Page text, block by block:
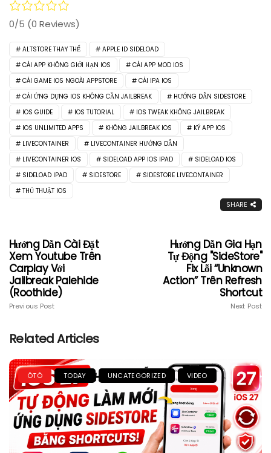
0/5 (0 Reviews)
ALTSTORE THAY THẾ
APPLE ID SIDELOAD
CÀI APP KHÔNG GIỚI HẠN IOS
CÀI APP MOD IOS
CÀI GAME IOS NGOÀI APPSTORE
CÀI IPA IOS
CÀI ỨNG DỤNG IOS KHÔNG CẦN JAILBREAK
HƯỚNG DẪN SIDESTORE
IOS GUIDE
IOS TUTORIAL
IOS TWEAK KHÔNG JAILBREAK
IOS UNLIMITED APPS
KHÔNG JAILBREAK IOS
KÝ APP IOS
LIVECONTAINER
LIVECONTAINER HƯỚNG DẪN
LIVECONTAINER IOS
SIDELOAD APP IOS IPAD
SIDELOAD IOS
SIDELOAD IPAD
SIDESTORE
SIDESTORE LIVECONTAINER
THỦ THUẬT IOS
SHARE
Hướng Dẫn Cài Đặt
Xem Youtube Trên
Carplay Với
Jailbreak Palehide
(Roothide)
Previous Post
Hướng Dẫn Gia Hạn
Tự Động "SideStore"
Fix Lỗi “Unknown
Action” Trên Refresh
Shortcut
Next Post
Related Articles
ÔTÔ TODAY UNCATEGORIZED VIDEO